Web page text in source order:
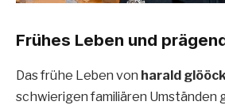
Frühes Leben und
Das frühe Leben von harald
schwierigen familiären Umständen